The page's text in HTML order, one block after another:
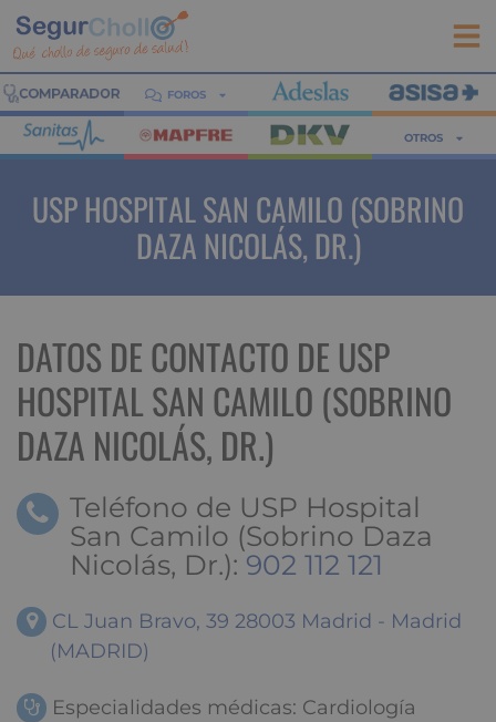
FOROS
OTROS
USP HOSPITAL SAN CAMILO (SOBRINO
DAZA NICOLÁS, DR.)
DATOS DE CONTACTO DE USP
HOSPITAL SAN CAMILO (SOBRINO
DAZA NICOLÁS, DR.)
Teléfono de USP Hospital
San Camilo (Sobrino Daza
Nicolás, Dr.): 902 112 121
CL Juan Bravo, 39 28003 Madrid - Madrid
(MADRID)
Especialidades médicas: Cardiología